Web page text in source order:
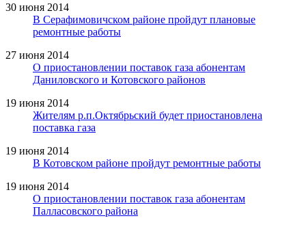
30 июня 2014
В Серафимовичском районе пройдут плановые
ремонтные работы
27 июня 2014
О приостановлении поставок газа абонентам
Даниловского и Котовского районов
19 июня 2014
Жителям р.п.Октябрьский будет приостановлена
поставка газа
19 июня 2014
В Котовском районе пройдут ремонтные работы
19 июня 2014
О приостановлении поставок газа абонентам
Палласовского района